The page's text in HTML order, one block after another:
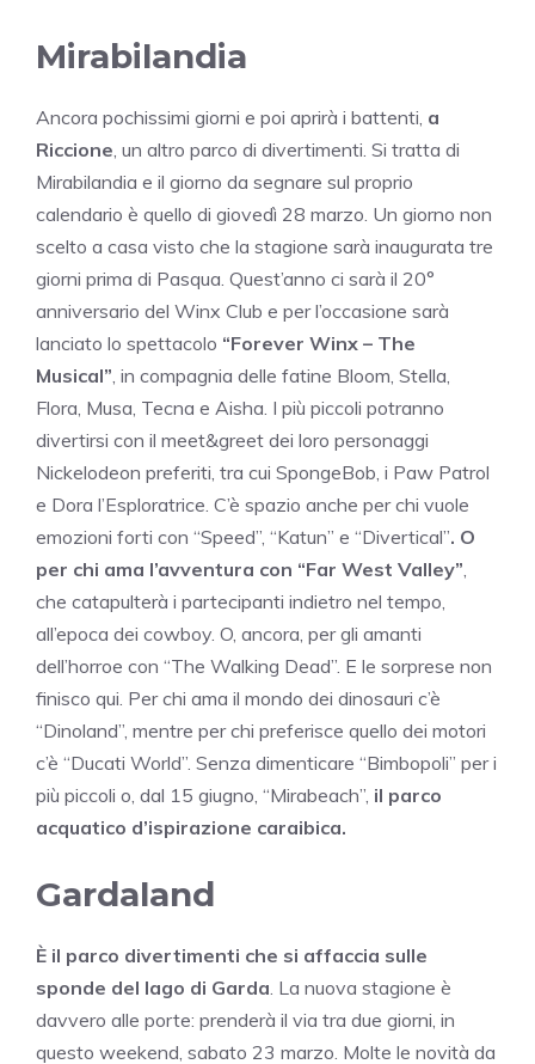
Mirabilandia
Ancora pochissimi giorni e poi aprirà i battenti, a
Riccione , un altro parco di divertimenti. Si tratta di
Mirabilandia e il giorno da segnare sul proprio
calendario è quello di giovedì 28 marzo. Un giorno non
scelto a casa visto che la stagione sarà inaugurata tre
giorni prima di Pasqua. Quest’anno ci sarà il 20°
anniversario del Winx Club e per l’occasione sarà
lanciato lo spettacolo “Forever Winx – The
Musical” , in compagnia delle fatine Bloom, Stella,
Flora, Musa, Tecna e Aisha. I più piccoli potranno
divertirsi con il meet&greet dei loro personaggi
Nickelodeon preferiti, tra cui SpongeBob, i Paw Patrol
e Dora l’Esploratrice. C’è spazio anche per chi vuole
emozioni forti con “Speed”, “Katun” e “Divertical”. O
per chi ama l’avventura con “Far West Valley”
che catapulterà i partecipanti indietro nel tempo,
all’epoca dei cowboy. O, ancora, per gli amanti
dell’horroe con “The Walking Dead”. E le sorprese non
finisco qui. Per chi ama il mondo dei dinosauri c’è
“Dinoland”, mentre per chi preferisce quello dei motori
c’è “Ducati World”. Senza dimenticare “Bimbopoli” per i
più piccoli o, dal 15 giugno, “Mirabeach”, il parco
acquatico d’ispirazione caraibica.
Gardaland
È il parco divertimenti che si affaccia sulle
sponde del lago di Garda . La nuova stagione è
davvero alle porte: prenderà il via tra due giorni, in
questo weekend, sabato 23 marzo. Molte le novità da